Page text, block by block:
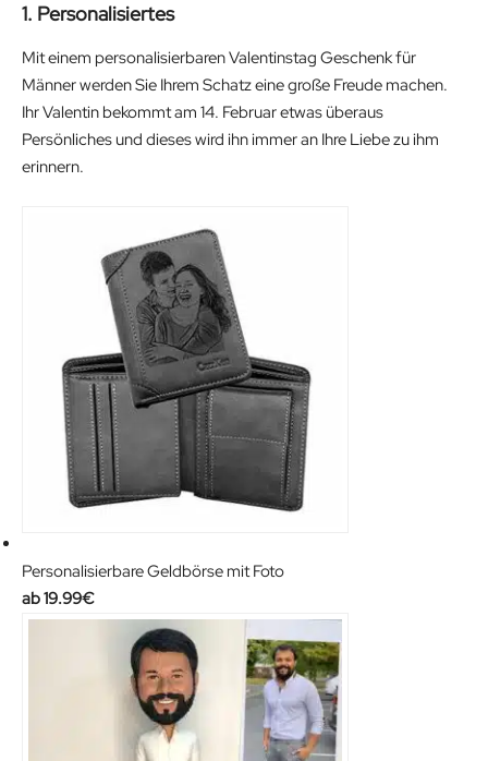
1. Personalisiertes
Mit einem personalisierbaren Valentinstag Geschenk für
Männer werden Sie Ihrem Schatz eine große Freude machen.
Ihr Valentin bekommt am 14. Februar etwas überaus
Persönliches und dieses wird ihn immer an Ihre Liebe zu ihm
erinnern.
Personalisierbare Geldbörse mit Foto
19.99€